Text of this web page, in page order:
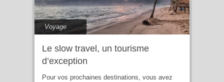
Voyage
Le slow travel, un tourisme
d’exception
Pour vos prochaines destinations, vous avez